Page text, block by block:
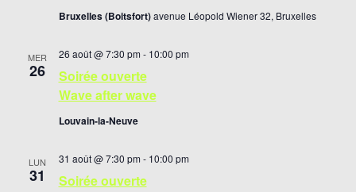
Bruxelles (Boitsfort)avenue Léopold Wiener 32, Bruxelles
MER
26
Soirée ouverte
Wave after wave
26 août @ 7:30 pm - 10:00 pm
Louvain-la-Neuve
LUN
31 Soirée ouverte
31 août @ 7:30 pm - 10:00 pm